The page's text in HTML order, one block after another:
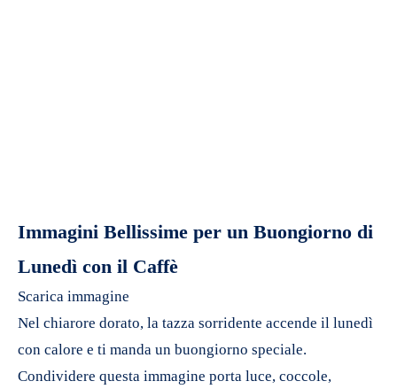
Immagini Bellissime per un Buongiorno di
Lunedì con il Caffè
Scarica immagine
Nel chiarore dorato, la tazza sorridente accende il lunedì
con calore e ti manda un buongiorno speciale.
Condividere questa immagine porta luce, coccole,